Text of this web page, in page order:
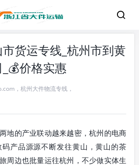
货运专线_杭州市到黄
价格实惠
， 杭州大件物流专线 ，
地的产业联动越来越密，杭州的电商
产品源源不断发往黄山，黄山的茶
周边也批量运往杭州，不少做实体生